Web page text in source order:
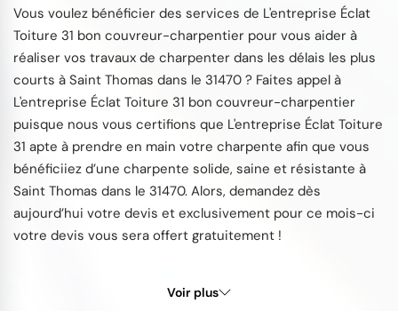
Vous voulez bénéficier des services de L'entreprise Éclat
Toiture 31 bon couvreur-charpentier pour vous aider à
réaliser vos travaux de charpenter dans les délais les plus
courts à Saint Thomas dans le 31470 ? Faites appel à
L'entreprise Éclat Toiture 31 bon couvreur-charpentier
puisque nous vous certifions que L'entreprise Éclat Toiture
31 apte à prendre en main votre charpente afin que vous
bénéficiiez d’une charpente solide, saine et résistante à
Saint Thomas dans le 31470. Alors, demandez dès
aujourd’hui votre devis et exclusivement pour ce mois-ci
votre devis vous sera offert gratuitement !
Voir plus